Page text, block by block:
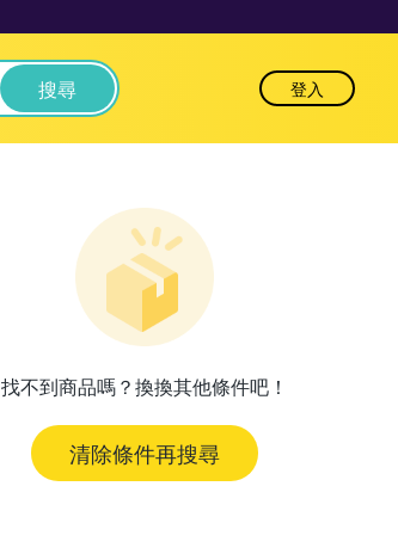
搜尋 登入
找不到商品嗎？換換其他條件吧！
清除條件再搜尋